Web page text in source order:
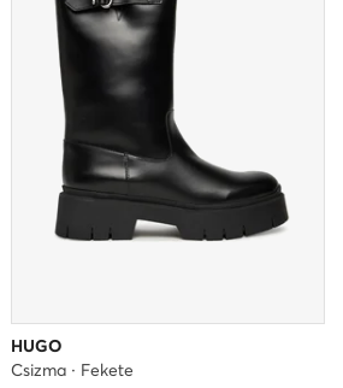
HUGO
Csizma · Fekete